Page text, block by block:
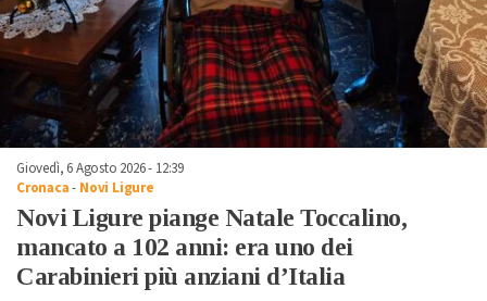
Giovedì, 6 Agosto 2026 - 12:39
Cronaca- Novi Ligure
Novi Ligure piange Natale Toccalino,
mancato a 102 anni: era uno dei
Carabinieri più anziani d’Italia